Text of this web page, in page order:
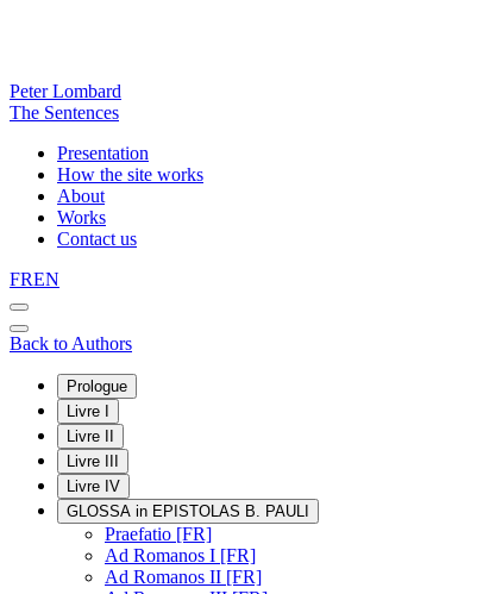
Peter Lombard
The Sentences
Presentation
How the site works
About
Works
Contact us
FREN
Back to Authors
Prologue
Livre I
Livre II
Livre III
Livre IV
GLOSSA in EPISTOLAS B. PAULI
Praefatio [FR]
Ad Romanos I [FR]
Ad Romanos II [FR]